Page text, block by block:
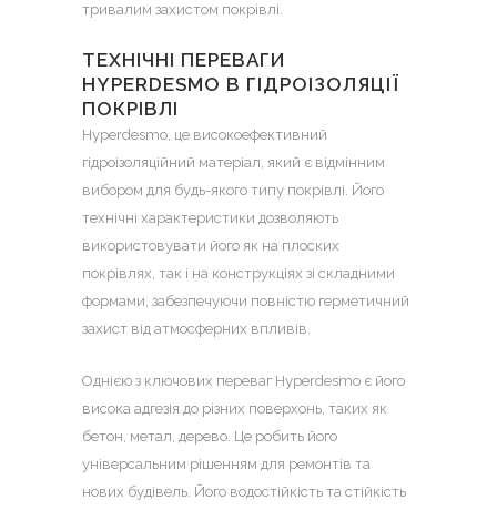
тривалим захистом покрівлі.
ТЕХНІЧНІ ПЕРЕВАГИ
HYPERDESMO В ГІДРОІЗОЛЯЦІЇ
ПОКРІВЛІ
Hyperdesmo, це високоефективний
гідроізоляційний матеріал, який є відмінним
вибором для будь-якого типу покрівлі. Його
технічні характеристики дозволяють
використовувати його як на плоских
покрівлях, так і на конструкціях зі складними
формами, забезпечуючи повністю герметичний
захист від атмосферних впливів.
Однією з ключових переваг Hyperdesmo є його
висока адгезія до різних поверхонь, таких як
бетон, метал, дерево. Це робить його
універсальним рішенням для ремонтів та
нових будівель. Його водостійкість та стійкість